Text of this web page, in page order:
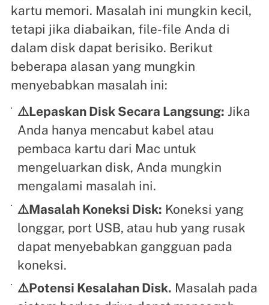
kartu memori. Masalah ini mungkin kecil,
tetapi jika diabaikan, file-file Anda di
dalam disk dapat berisiko. Berikut
beberapa alasan yang mungkin
menyebabkan masalah ini:
⚠️Lepaskan Disk Secara Langsung: Jika
Anda hanya mencabut kabel atau
pembaca kartu dari Mac untuk
mengeluarkan disk, Anda mungkin
mengalami masalah ini.
⚠️Masalah Koneksi Disk: Koneksi yang
longgar, port USB, atau hub yang rusak
dapat menyebabkan gangguan pada
koneksi.
⚠️Potensi Kesalahan Disk. Masalah pada